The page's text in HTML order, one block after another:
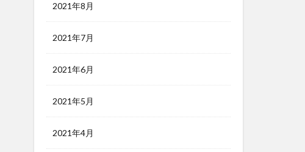
2021年8月
2021年7月
2021年6月
2021年5月
2021年4月